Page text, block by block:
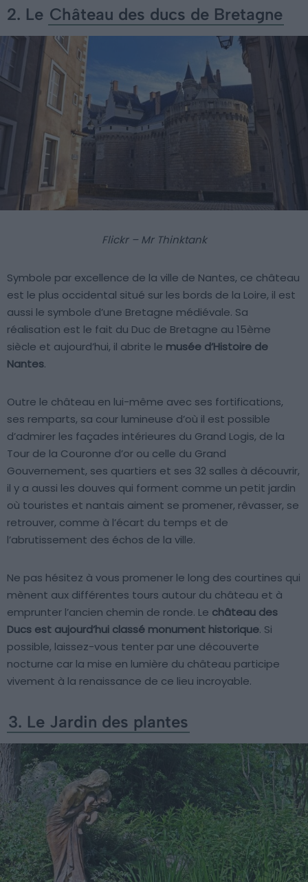
2. Le Château des ducs de Bretagne
Flickr – Mr Thinktank
Symbole par excellence de la ville de Nantes, ce château
est le plus occidental situé sur les bords de la Loire, il est
aussi le symbole d’une Bretagne médiévale. Sa
réalisation est le fait du Duc de Bretagne au 15ème
siècle et aujourd’hui, il abrite le musée d’Histoire de
Nantes.
Outre le château en lui-même avec ses fortifications,
ses remparts, sa cour lumineuse d’où il est possible
d’admirer les façades intérieures du Grand Logis, de la
Tour de la Couronne d’or ou celle du Grand
Gouvernement, ses quartiers et ses 32 salles à découvrir,
il y a aussi les douves qui forment comme un petit jardin
où touristes et nantais aiment se promener, rêvasser, se
retrouver, comme à l’écart du temps et de
l’abrutissement des échos de la ville.
Ne pas hésitez à vous promener le long des courtines qui
mènent aux différentes tours autour du château et à
emprunter l’ancien chemin de ronde. Le château des
Ducs est aujourd’hui classé monument historique. Si
possible, laissez-vous tenter par une découverte
nocturne car la mise en lumière du château participe
vivement à la renaissance de ce lieu incroyable.
3. Le Jardin des plantes